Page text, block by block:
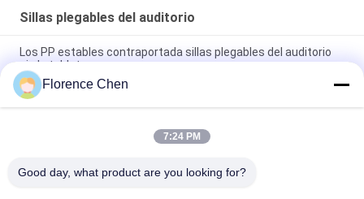
Sillas plegables del auditorio
Los PP estables contraportada sillas plegables del auditorio
sin la tableta
El auditorio de acero movible del plegamiento de la pierna del
VIP preside con la tableta ocultada
Sillas plegables de acero del auditorio del espray
Florence Chen
7:24 PM
Good day, what product are you looking for?